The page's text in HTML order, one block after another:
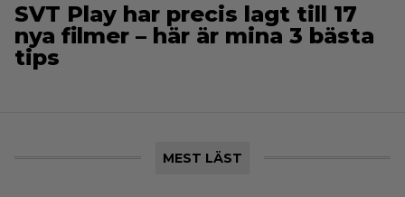
SVT Play har precis lagt till 17
nya filmer – här är mina 3 bästa
tips
MEST LÄST